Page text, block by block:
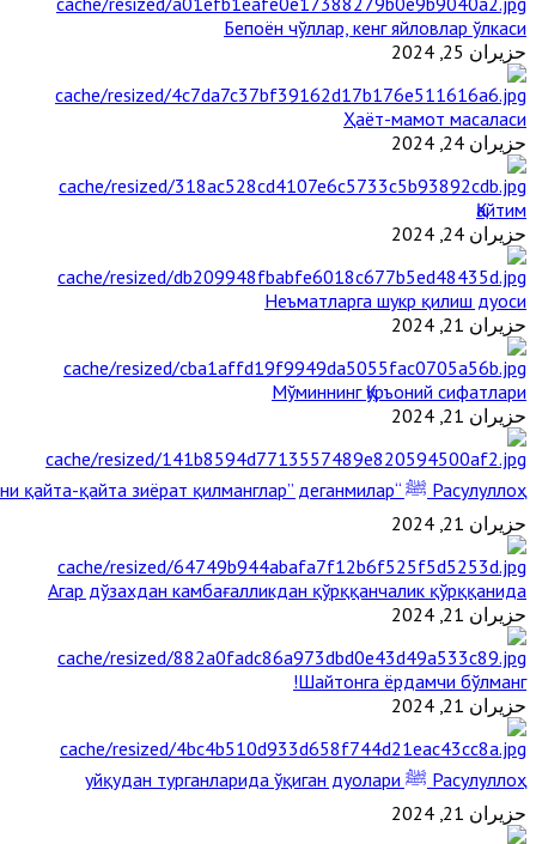
Бепоён чўллар, кенг яйловлар ўлкаси
حزيران 25, 2024
Ҳаёт-мамот масаласи
حزيران 24, 2024
Қайтим
حزيران 24, 2024
Неъматларга шукр қилиш дуоси
حزيران 21, 2024
Мўминнинг Қуръоний сифатлари
حزيران 21, 2024
Расулуллоҳ ﷺ “Қабримни қайта-қайта зиёрат қилманглар” деганмилар?
حزيران 21, 2024
Агар дўзахдан камбағалликдан қўрққанчалик қўрққанида
حزيران 21, 2024
Шайтонга ёрдамчи бўлманг!
حزيران 21, 2024
Расулуллоҳ ﷺ уйқудан турганларида ўқиган дуолари
حزيران 21, 2024